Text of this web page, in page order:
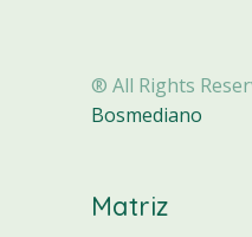
® All Rights
Bosmediano
Matriz